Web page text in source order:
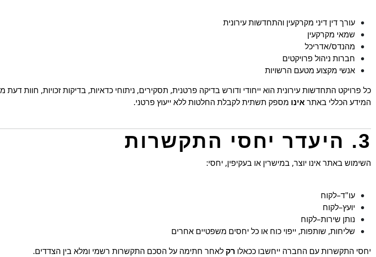
עורך דין דיני מקרקעין והתחדשות עירונית
שמאי מקרקעין
מהנדס/אדריכל
חברות ניהול פרויקטים
אנשי מקצוע מטעם הרשויות
כל פרויקט התחדשות עירונית הוא ייחודי ודורש בדיקה פרטנית, תסקירים, ניתוחי כדאיות, בדיקות זכויות, חוות דעת
המידע הכללי באתראינו מספק תשתית לקבלת החלטות ללא ייעוץ פרטני.
3. היעדר יחסי התקשרות
השימוש באתר אינו יוצר, במישרין או בעקיפין, יחסי:
עו"ד–לקוח
יועץ–לקוח
נותן שירות–לקוח
שליחות, שותפות, ייפוי כוח או כל יחסים משפטיים אחרים
יחסי התקשרות עם החברה ייחשבו ככאלו רק לאחר חתימה על הסכם התקשרות רשמי ומלא בין הצדדים.